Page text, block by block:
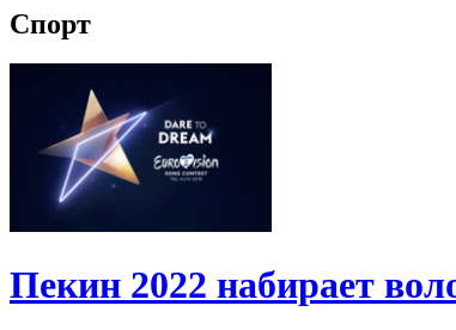
Спорт
Пекин 2022 набирает